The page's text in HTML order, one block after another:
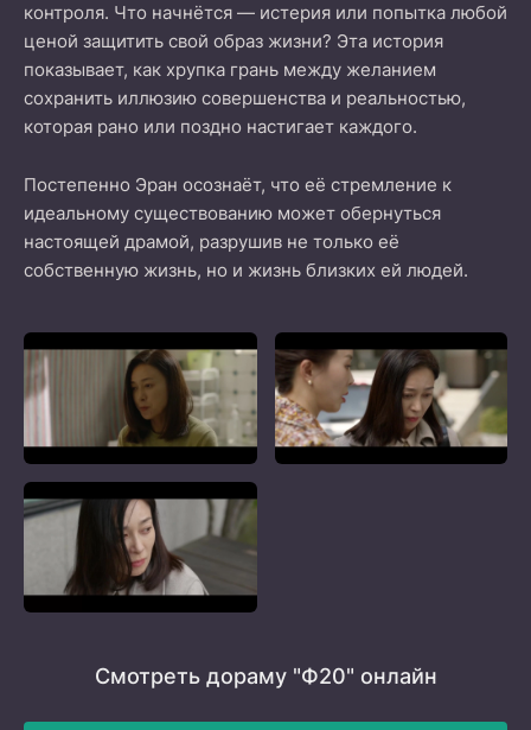
контроля. Что начнётся — истерия или попытка любой
ценой защитить свой образ жизни? Эта история
показывает, как хрупка грань между желанием
сохранить иллюзию совершенства и реальностью,
которая рано или поздно настигает каждого.
Постепенно Эран осознаёт, что её стремление к
идеальному существованию может обернуться
настоящей драмой, разрушив не только её
собственную жизнь, но и жизнь близких ей людей.
Смотреть дораму "Ф20" онлайн